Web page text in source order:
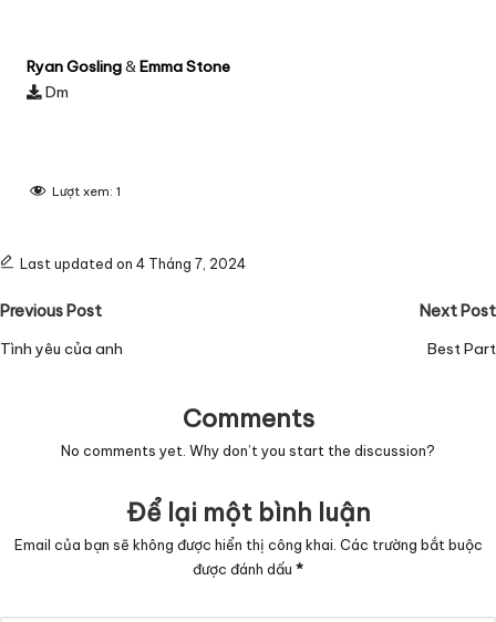
Ryan Gosling&Emma Stone
Dm
Lượt xem: 1
Last updated on 4 Tháng 7, 2024
Post
navigation
Previous Post
Tình yêu của anh
Next Post
Best Part
Comments
No comments yet. Why don’t you start the discussion?
Để lại một bình luận
Email của bạn sẽ không được hiển thị công khai. Các trường bắt buộc
được đánh dấu *